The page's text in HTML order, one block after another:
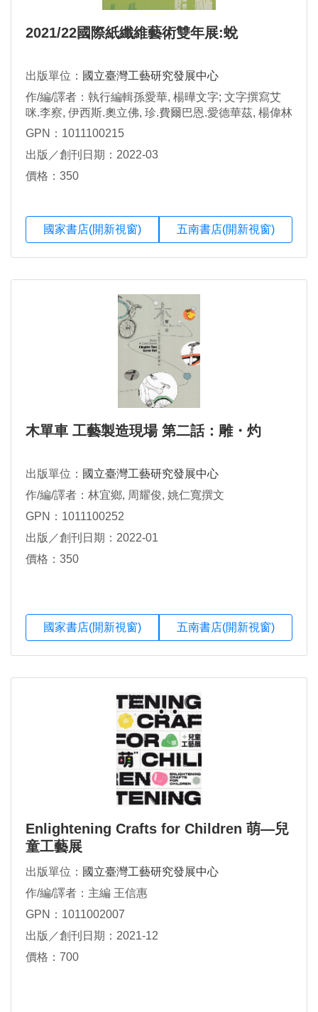
2021/22國際紙纖維藝術雙年展:蛻
出版單位： 國立臺灣工藝研究發展中心
作/編/譯者：執行編輯孫愛華, 楊曄文字; 文字撰寫艾
咪.李察, 伊西斯.奧立佛, 珍.費爾巴恩.愛德華茲, 楊偉林
GPN：1011100215
出版／創刊日期：2022-03
價格：350
國家書店(開新視窗) 五南書店(開新視窗)
木單車 工藝製造現場 第二話：雕・灼
出版單位： 國立臺灣工藝研究發展中心
作/編/譯者：林宜鄉, 周耀俊, 姚仁寬撰文
GPN：1011100252
出版／創刊日期：2022-01
價格：350
國家書店(開新視窗) 五南書店(開新視窗)
Enlightening Crafts for Children 萌—兒
童工藝展
出版單位： 國立臺灣工藝研究發展中心
作/編/譯者：主編 王信惠
GPN：1011002007
出版／創刊日期：2021-12
價格：700